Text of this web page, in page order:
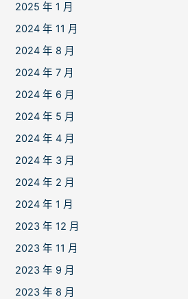
2025 年 1 月
2024 年 11 月
2024 年 8 月
2024 年 7 月
2024 年 6 月
2024 年 5 月
2024 年 4 月
2024 年 3 月
2024 年 2 月
2024 年 1 月
2023 年 12 月
2023 年 11 月
2023 年 9 月
2023 年 8 月